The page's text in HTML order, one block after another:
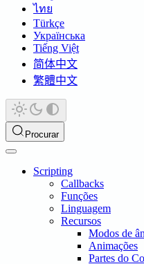
ไทย
Türkçe
Українська
Tiếng Việt
简体中文
繁體中文
Procurar
Scripting
Callbacks
Funções
Linguagem
Recursos
Modos de
Animações
Partes do